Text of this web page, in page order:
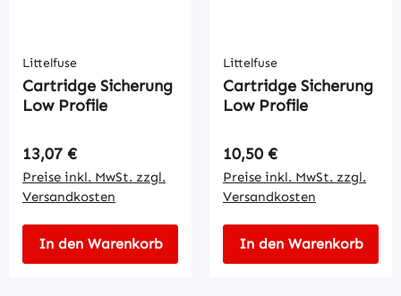
Littelfuse
Cartridge Sicherung
Low Profile
Regulärer Preis:
13,07 €
Preise inkl. MwSt. zzgl.
Versandkosten
In den Warenkorb
Littelfuse
Cartridge Sicherung
Low Profile
Regulärer Preis:
10,50 €
Preise inkl. MwSt. zzgl.
Versandkosten
In den Warenkorb